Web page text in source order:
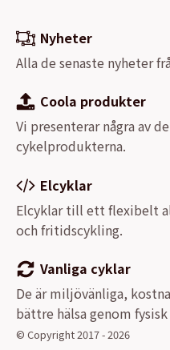
Nyheter
Alla de senaste nyheter
Coola produkter
Vi presenterar några av
cykelprodukterna.
Elcyklar
Elcyklar till ett flexibelt
och fritidscykling.
Vanliga cyklar
De är miljövänliga,
bättre hälsa genom
© Copyright 2017 - 2026